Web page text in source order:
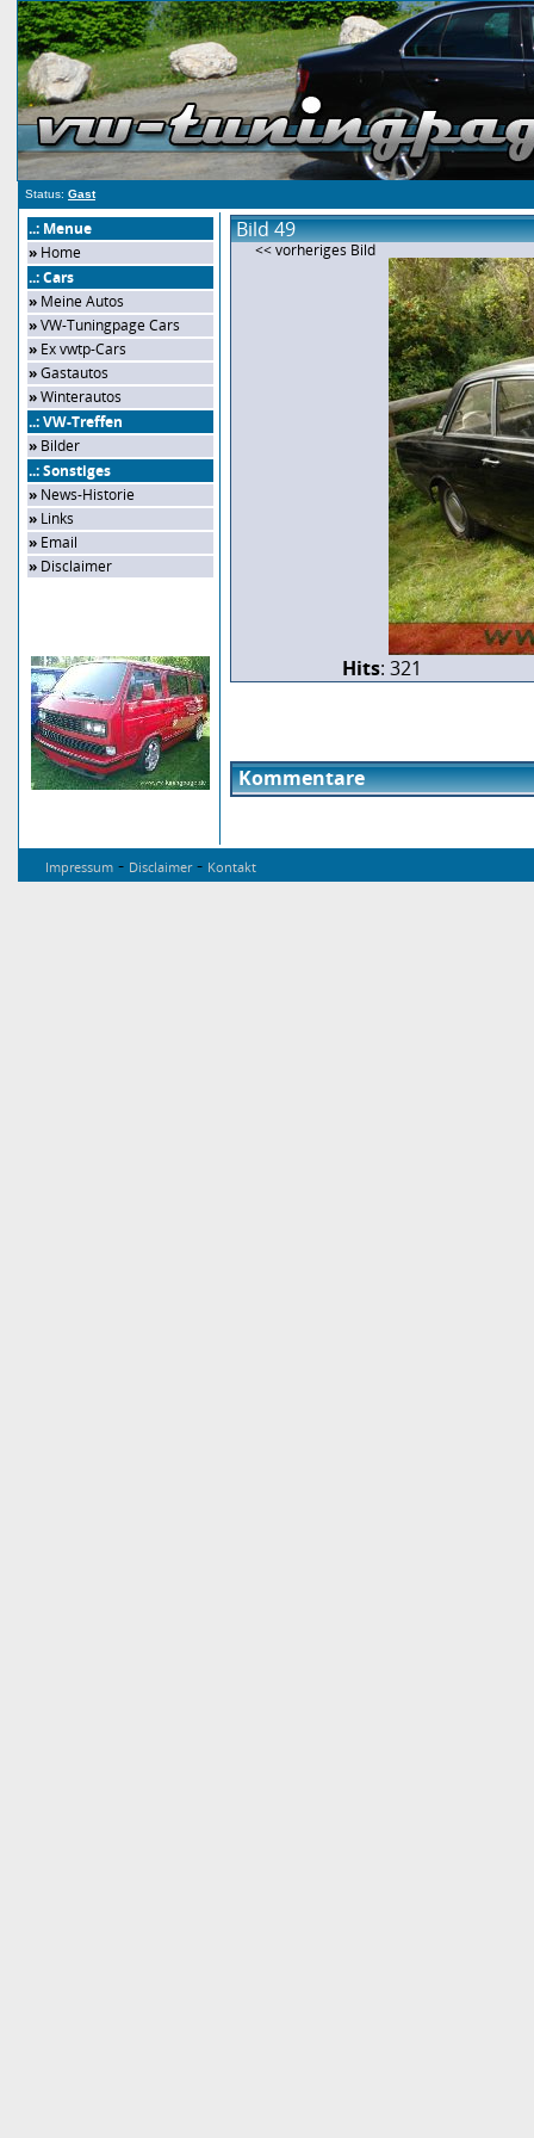
Status: Gast
..: Menue
» Home
..: Cars
» Meine Autos
»VW-Tuningpage Cars
» Ex vwtp-Cars
»Gastautos
»Winterautos
..: VW-Treffen
» Bilder
..: Sonstiges
» News-Historie
» Links
» Email
» Disclaimer
Bild 49
<< vorheriges Bild
Hits: 321
Kommentare
Impressum - Disclaimer- Kontakt